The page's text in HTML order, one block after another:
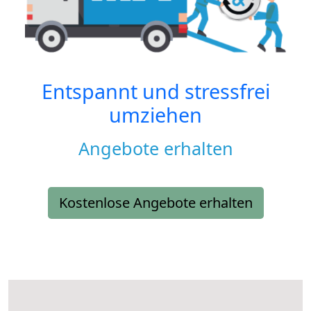
Entspannt und stressfrei
umziehen
Angebote erhalten
Kostenlose Angebote erhalten